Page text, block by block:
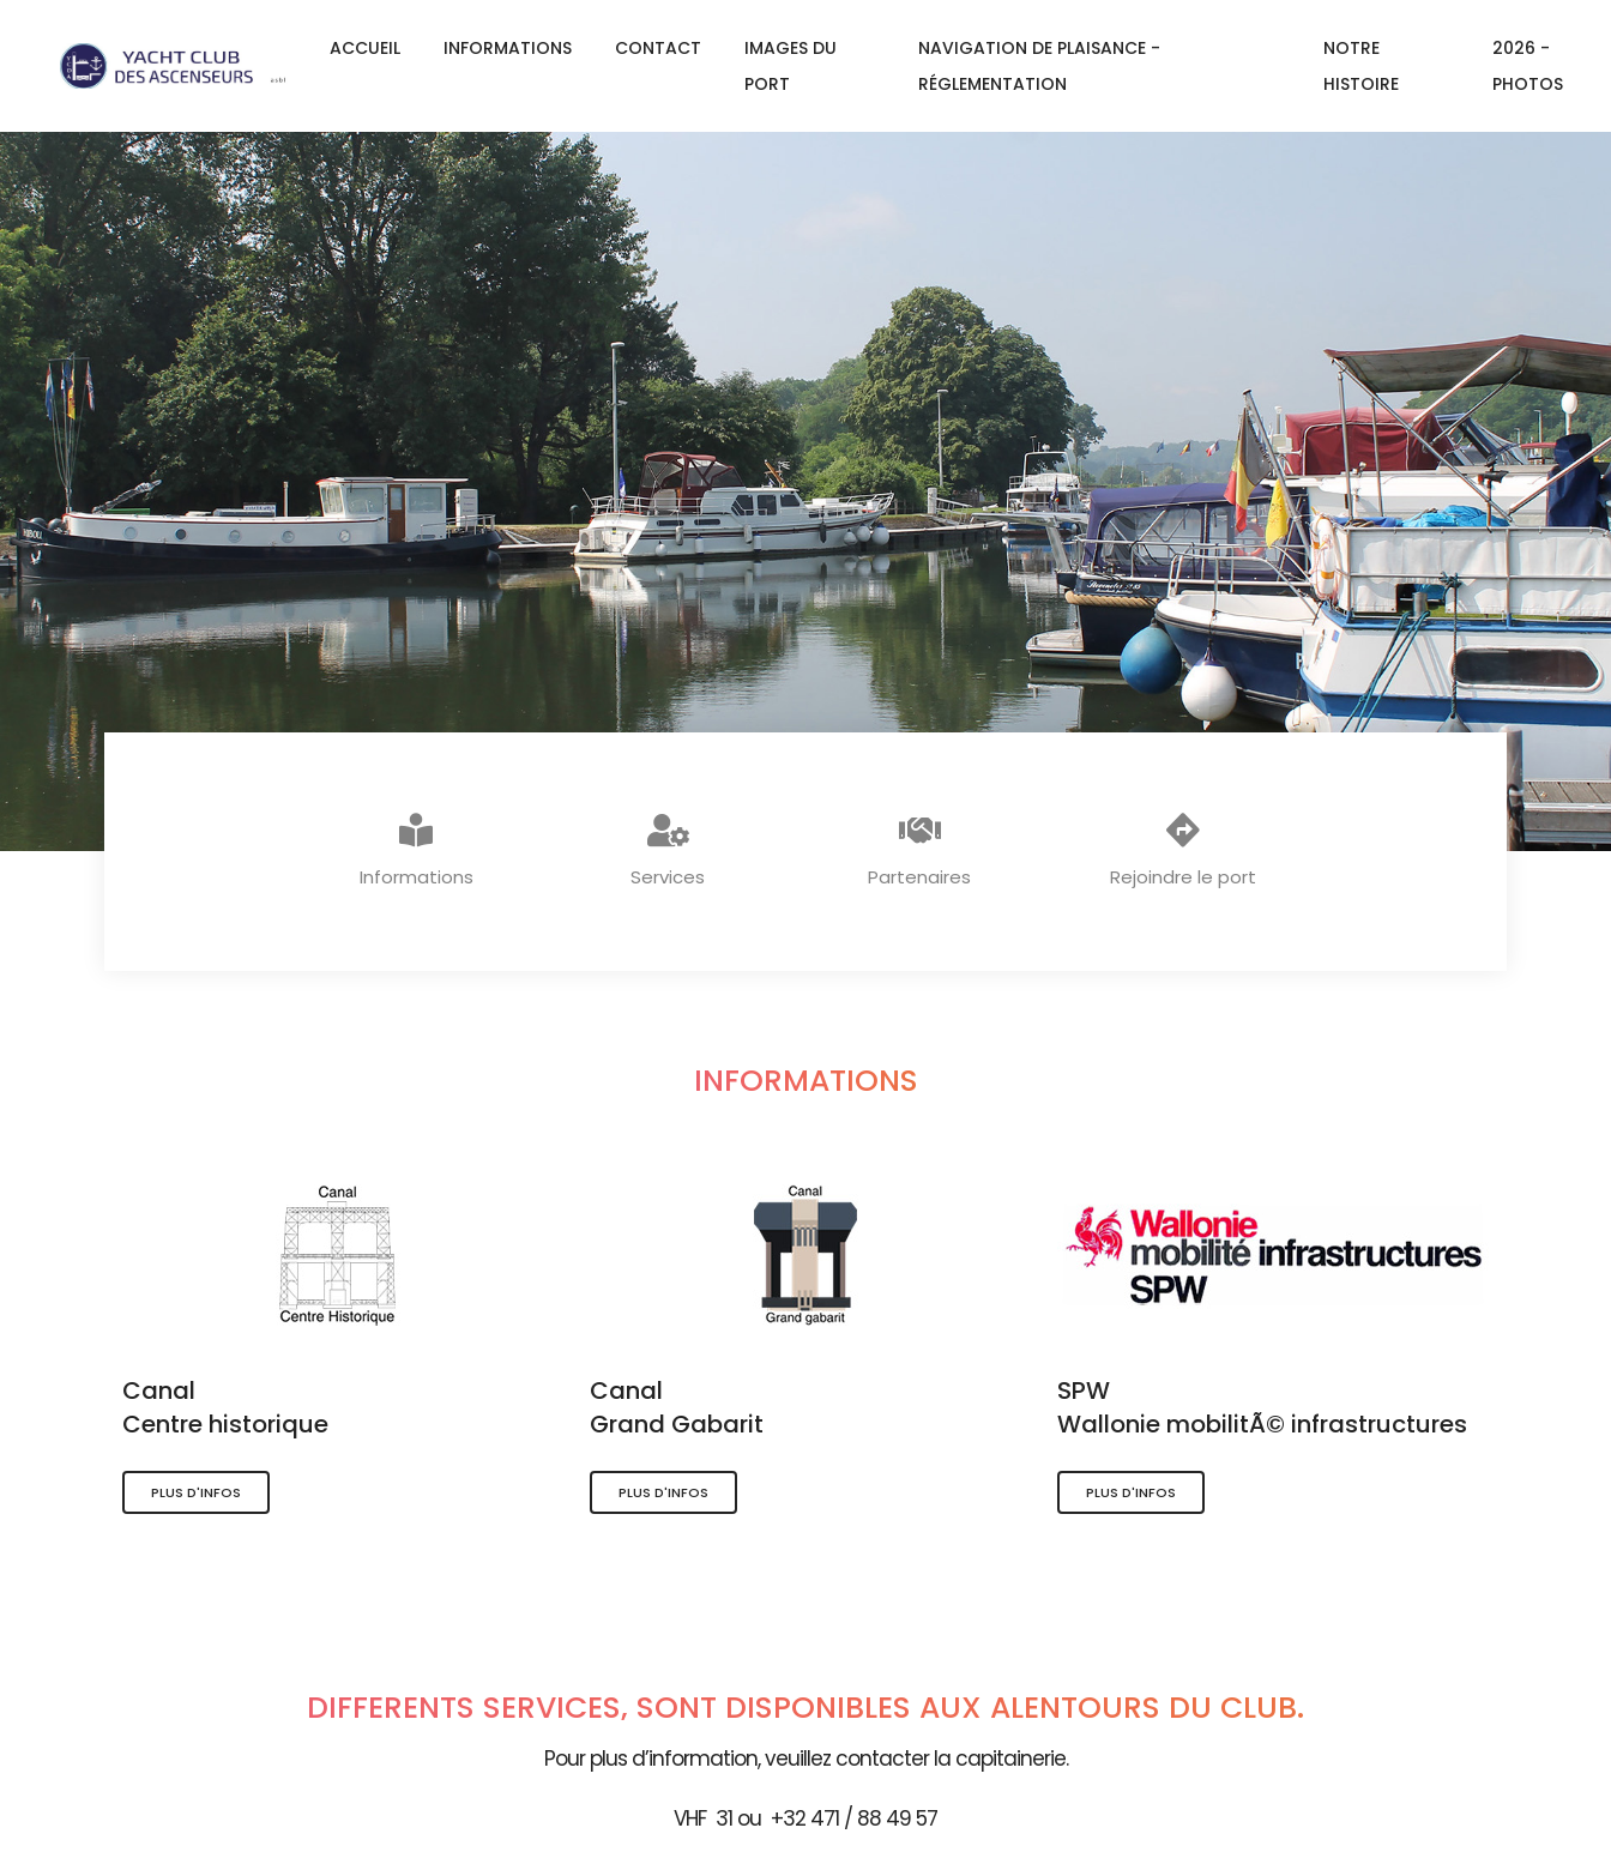
ACCUEIL INFORMATIONS CONTACT
IMAGES DU
PORT
NAVIGATION DE PLAISANCE -
RÉGLEMENTATION
NOTRE
HISTOIRE
2026 -
PHOTOS
Informations Services Partenaires Rejoindre le port
INFORMATIONS
Canal
Centre historique
PLUS D'INFOS
Canal
Grand Gabarit
PLUS D'INFOS
SPW
Wallonie mobilitÃ© infrastructures
PLUS D'INFOS
DIFFÉRENTS SERVICES, SONT DISPONIBLES AUX ALENTOURS DU CLUB.
Pour plus d’information, veuillez contacter la capitainerie.
VHF 31 ou +32 471 / 88 49 57